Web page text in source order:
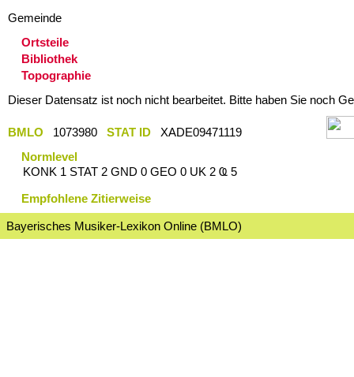
Gemeinde
Ortsteile
Bibliothek
Topographie
Dieser Datensatz ist noch nicht bearbeitet. Bitte haben Sie noch
BMLO 1073980 STAT ID
XADE09471119
Normlevel
KONK 1 STAT 2 GND 0 GEO 0 UK 2 Ҩ 5
Empfohlene Zitierweise
Bayerisches Musiker-Lexikon Online (BMLO)